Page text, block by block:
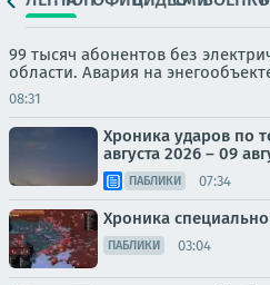
99 тысяч абонентов без
области. Авария на
08:31
Хроника ударов по
августа 2026 – 09
ПАБЛИКИ 07:34
Хроника
ПАБЛИКИ 03:04